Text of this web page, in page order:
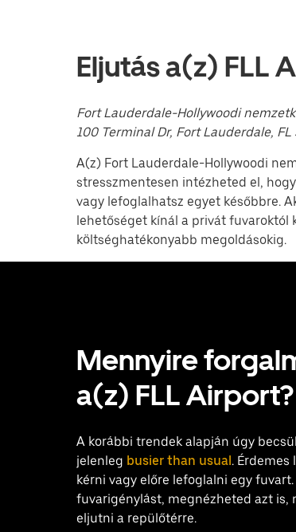
A
naptárat
Escape
billentyűvel
zárhatod
Eljutás a(z) FLL
Fort Lauderdale-Hollywoodi
100 Terminal Dr, Fort Lauderdale,
A(z) Fort Lauderdale-Hollywoodi
stresszmentesen intézheted el,
vagy lefoglalhatsz egyet későbbre.
lehetőséget kínál a privát fuvaroktól
költséghatékonyabb megoldásokig.
Mennyire
a(z) FLL Airport?
A korábbi trendek alapján úgy
jelenleg busier than usual.
kérni vagy előre lefoglalni egy
fuvarigénylást, megnézheted azt is,
eljutni a repülőtérre.